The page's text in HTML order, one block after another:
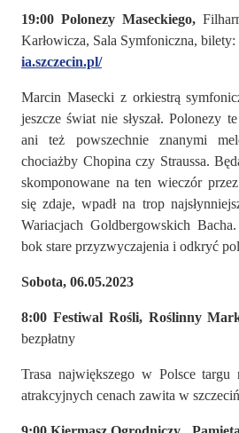
19:00 Polonezy Maseckiego,
Karłowicza, Sala Symfoniczna, bilety:
ia.szczecin.pl/
Marcin Masecki z orkiestrą
jeszcze świat nie słyszał. Polonezy
ani też powszechnie znanymi
chociażby Chopina czy Straussa.
skomponowane na ten wieczór
się zdaje, wpadł na trop
Wariacjach Goldbergowskich
bok stare przyzwyczajenia i odkryć
Sobota, 06.05.2023
8:00 Festiwal Rośli, Roślinny
bezpłatny
Trasa największego w Polsce
atrakcyjnych cenach zawita w